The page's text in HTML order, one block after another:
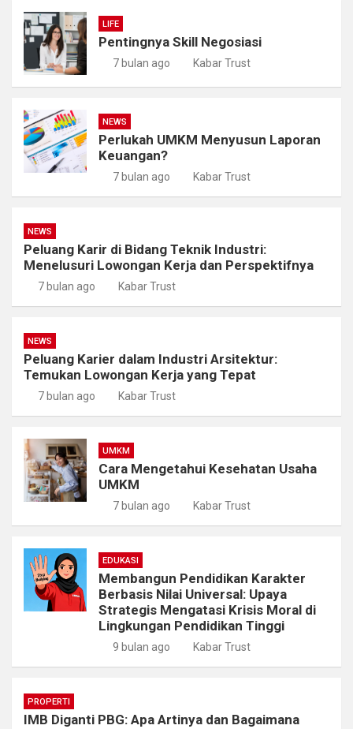
LIFE
Pentingnya Skill Negosiasi
7 bulan ago Kabar Trust
NEWS
Perlukah UMKM Menyusun Laporan
Keuangan?
7 bulan ago Kabar Trust
NEWS
Peluang Karir di Bidang Teknik Industri:
Menelusuri Lowongan Kerja dan Perspektifnya
7 bulan ago Kabar Trust
NEWS
Peluang Karier dalam Industri Arsitektur:
Temukan Lowongan Kerja yang Tepat
7 bulan ago Kabar Trust
UMKM
Cara Mengetahui Kesehatan Usaha
UMKM
7 bulan ago Kabar Trust
EDUKASI
Membangun Pendidikan Karakter
Berbasis Nilai Universal: Upaya
Strategis Mengatasi Krisis Moral di
Lingkungan Pendidikan Tinggi
9 bulan ago Kabar Trust
PROPERTI
IMB Diganti PBG: Apa Artinya dan Bagaimana